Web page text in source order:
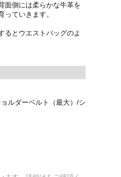
面側には柔らかな牛革を
ていきます。
るとウエストバッグのよ
ルダーベルト（最大）/シ